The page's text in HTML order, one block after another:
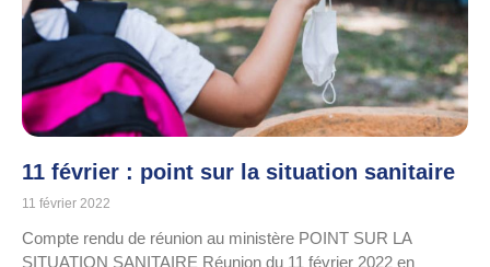
11 février : point sur la situation sanitaire
11 février 2022
Compte rendu de réunion au ministère POINT SUR LA
SITUATION SANITAIRE Réunion du 11 février 2022 en